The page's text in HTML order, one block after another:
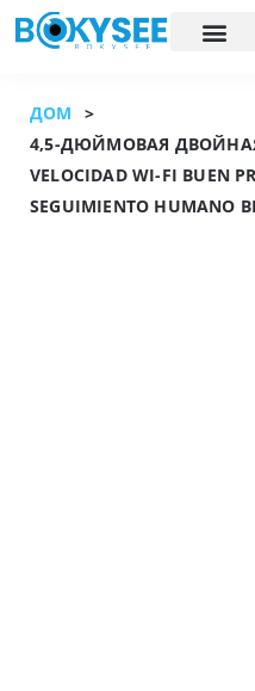
ДОМ
>
4,5-ДЮЙМОВАЯ
VELOCIDAD WI-FI BUEN
SEGUIMIENTO